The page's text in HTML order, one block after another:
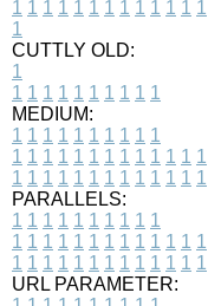
1 1 1 1 1 1 1 1 1 1 1 1 1
1
CUTTLY OLD:
1
1 1 1 1 1 1 1 1 1 1
MEDIUM:
1 1 1 1 1 1 1 1 1 1
1 1 1 1 1 1 1 1 1 1 1 1 1
1 1 1 1 1 1 1 1 1 1 1 1 1
PARALLELS:
1 1 1 1 1 1 1 1 1 1
1 1 1 1 1 1 1 1 1 1 1 1 1
1 1 1 1 1 1 1 1 1 1 1 1 1
URL PARAMETER: